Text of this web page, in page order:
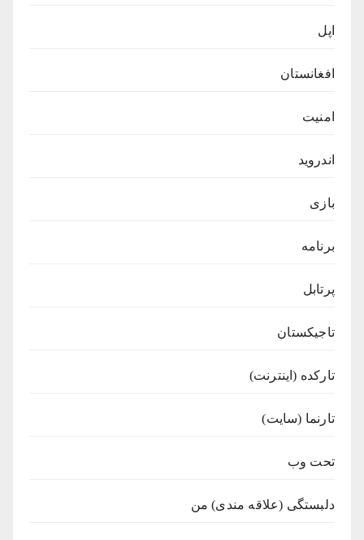
اپل
افغانستان
امنیت
اندروید
بازی
برنامه
پرتابل
تاجیکستان
تارکده (اینترنت)
تارنما (سایت)
تحت وب
دلبستگی (علاقه مندی) من